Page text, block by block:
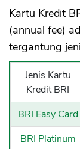
Kartu Kredit
(annual fee)
tergantung
Jenis Kartu
Kredit BRI
BRI Easy Card
BRI Platinum